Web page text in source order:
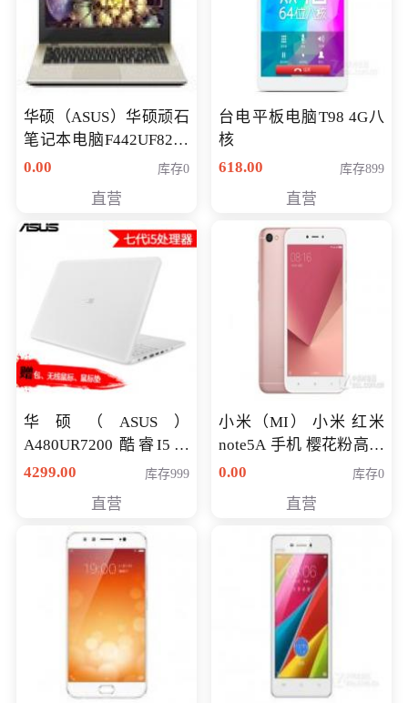
华硕（ASUS）华硕顽石
笔记本电脑F442UF8250
八代独显轻薄办公商务
0.00 库存0
直营
台电平板电脑T98 4G八
核
618.00
库存899
直营
华硕（ASUS）
A480UR7200 酷睿I5超
薄学生办公游戏独显笔
NV930-2G独
4299.00 库存999
直营
小米（MI） 小米 红米
note5A 手机 樱花粉高配
版 全网通(3G+32G)
0.00 库存0
直营